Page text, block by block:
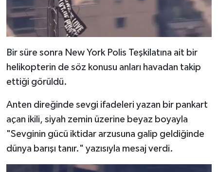
Bir süre sonra New York Polis Teşkilatına ait bir
helikopterin de söz konusu anları havadan takip
ettiği görüldü.
Anten direğinde sevgi ifadeleri yazan bir pankart
açan ikili, siyah zemin üzerine beyaz boyayla
"Sevginin gücü iktidar arzusuna galip geldiğinde
dünya barışı tanır." yazısıyla mesaj verdi.